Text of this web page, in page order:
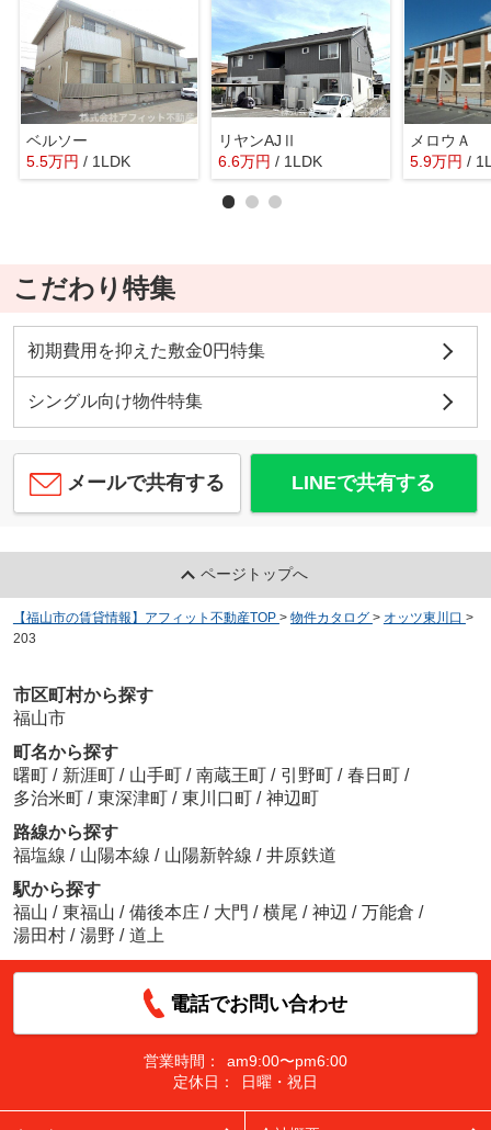
ベルソー
5.5万円 / 1LDK
リヤンAJⅡ
6.6万円 / 1LDK
メロウＡ
5.9万円 /
こだわり特集
初期費用を抑えた敷金0円特集
シングル向け物件特集
メールで共有する LINEで共有する
ページトップへ
【福山市の賃貸情報】アフィット不動産TOP > 物件カタログ > オッツ東川口 >
203
市区町村から探す
福山市
町名から探す
曙町 / 新涯町 / 山手町 / 南蔵王町 / 引野町 / 春日町 /
多治米町 / 東深津町 / 東川口町 / 神辺町
路線から探す
福塩線 / 山陽本線 / 山陽新幹線 / 井原鉄道
駅から探す
福山 / 東福山 / 備後本庄 / 大門 / 横尾 / 神辺 / 万能倉 /
湯田村 / 湯野 / 道上
電話でお問い合わせ
営業時間：
am9:00〜pm6:00
定休日：
日曜・祝日